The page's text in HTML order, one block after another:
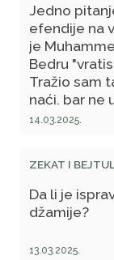
Jedno
efendije na
je
Bedru
Tražio sam
naći, bar ne
dostupna,
nije rekao.
14.03.2025.
ZEKAT I
Da li je
džamije?
13.03.2025.